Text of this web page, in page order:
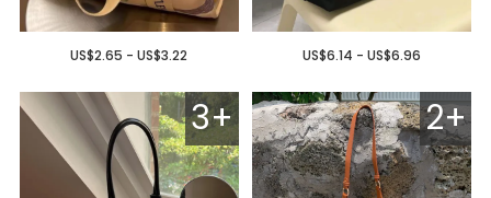
US$2.65 - US$3.22 US$6.14 - US$6.96
3+ 2+